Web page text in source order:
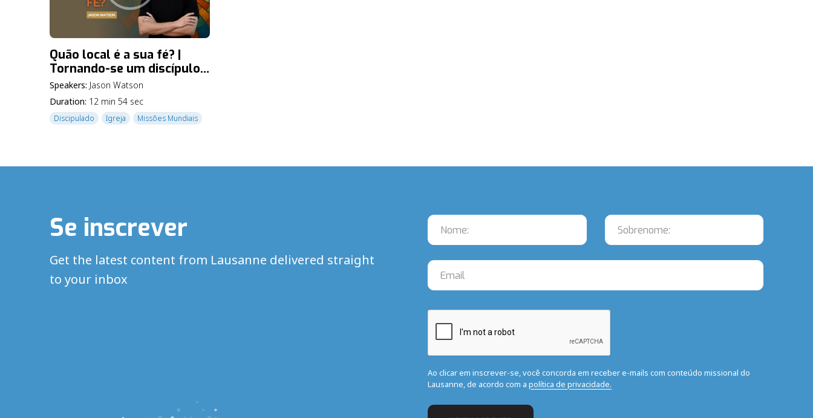
Quão local é a sua fé? |
Tornando-se um discípulo
global – Ep. 5
Speakers: Jason Watson
Duration: 12 min 54 sec
Discipulado Igreja Missões Mundiais
Se inscrever
Get the latest content from Lausanne delivered straight
to your inbox
Ao clicar em inscrever-se, você concorda em receber e-mails com conteúdo missional do
Lausanne, de acordo com a política de privacidade.